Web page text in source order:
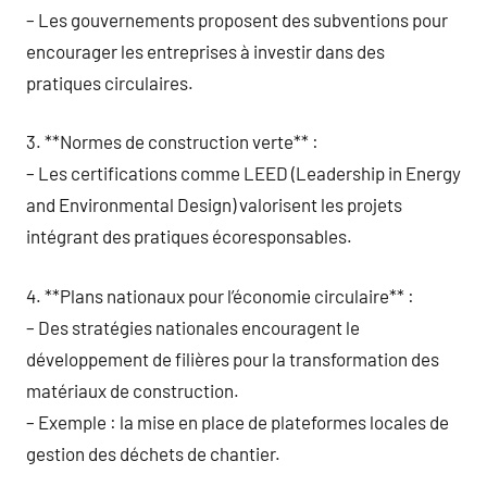
– Les gouvernements proposent des subventions pour
encourager les entreprises à investir dans des
pratiques circulaires.
3. **Normes de construction verte** :
– Les certifications comme LEED (Leadership in Energy
and Environmental Design) valorisent les projets
intégrant des pratiques écoresponsables.
4. **Plans nationaux pour l’économie circulaire** :
– Des stratégies nationales encouragent le
développement de filières pour la transformation des
matériaux de construction.
– Exemple : la mise en place de plateformes locales de
gestion des déchets de chantier.